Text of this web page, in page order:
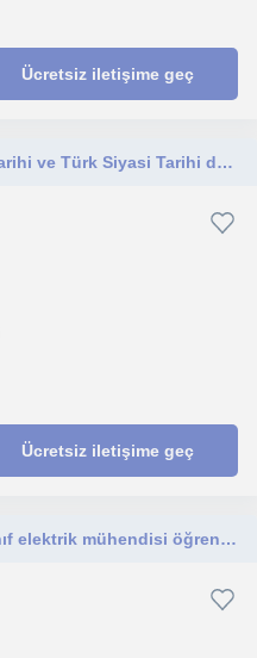
Ücretsiz iletişime geç
Ortaokul ve Lise İçin Osmanlı Tarihi ve Türk Siyasi Tarihi dersi veriyorum
Ücretsiz iletişime geç
Celal bayar üniversitesi 2nci sınıf elektrik mühendisi öğrencisiyim ortaokul öğrencilerine matematik dersi veriyorum